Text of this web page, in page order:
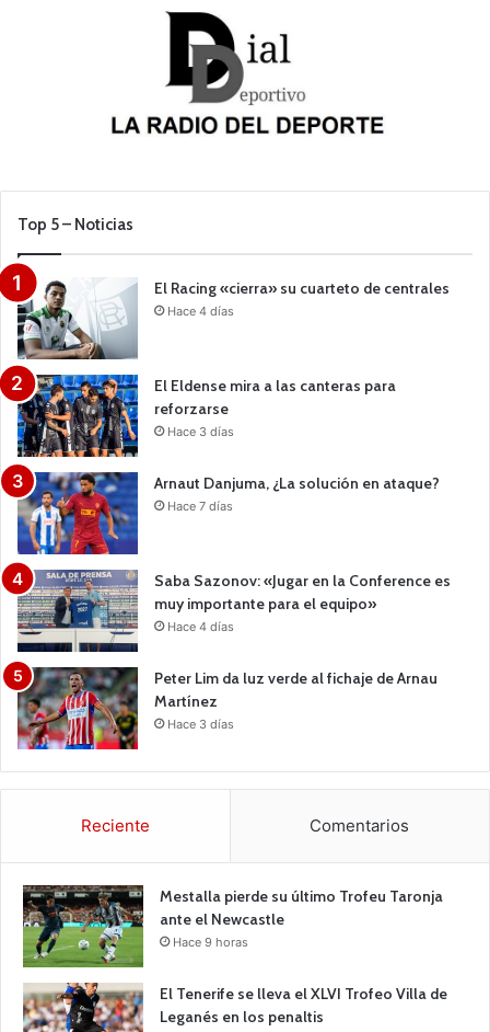
Top 5 – Noticias
El Racing «cierra» su cuarteto de centrales
Hace 4 días
El Eldense mira a las canteras para
reforzarse
Hace 3 días
Arnaut Danjuma, ¿La solución en ataque?
Hace 7 días
Saba Sazonov: «Jugar en la Conference es
muy importante para el equipo»
Hace 4 días
Peter Lim da luz verde al fichaje de Arnau
Martínez
Hace 3 días
Reciente Comentarios
Mestalla pierde su último Trofeu Taronja
ante el Newcastle
Hace 9 horas
El Tenerife se lleva el XLVI Trofeo Villa de
Leganés en los penaltis